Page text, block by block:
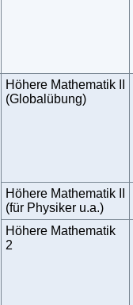
Höhere Mathematik II
(Globalübung)
Höhere Mathematik II
(für Physiker u.a.)
Höhere Mathematik
2